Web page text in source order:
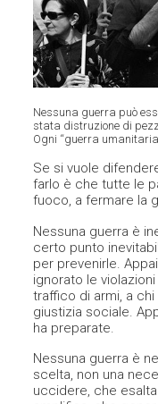
Nessuna guerra può
stata distruzione di
Ogni “guerra
Se si vuole
farlo è che tutte le
fuoco, a fermare la
Nessuna guerra è
certo punto
per prevenirle.
ignorato le
traffico di armi, a
giustizia sociale.
ha preparate.
Nessuna guerra è
scelta, non una
uccidere, che